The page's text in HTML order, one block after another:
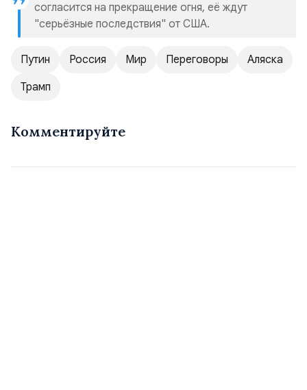
согласится на прекращение огня, её ждут
"серьёзные последствия" от США.
Путин Россия Мир Переговоры
Аляска
Трамп
Комментируйте